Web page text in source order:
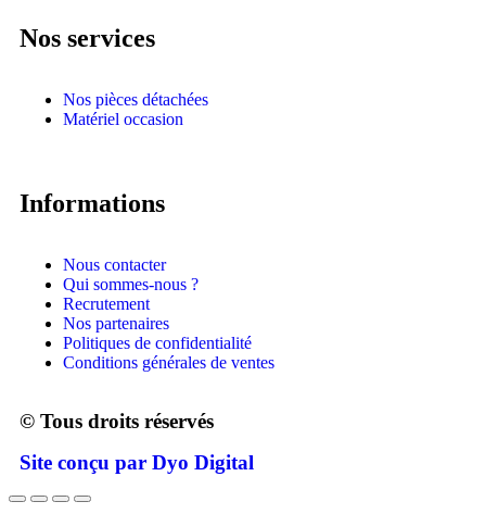
Nos services
Nos pièces détachées
Matériel occasion
Informations
Nous contacter
Qui sommes-nous ?
Recrutement
Nos partenaires
Politiques de confidentialité
Conditions générales de ventes
© Tous droits réservés
Site conçu par Dyo Digital